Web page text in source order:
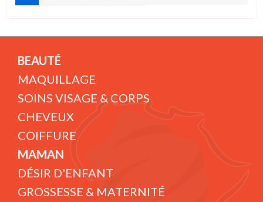
BEAUTÉ
MAQUILLAGE
SOINS VISAGE & CORPS
CHEVEUX
COIFFURE
MAMAN
DÉSIR D'ENFANT
GROSSESSE & MATERNITÉ